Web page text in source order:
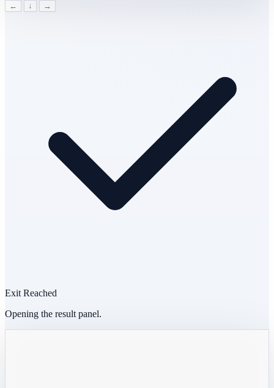
←
↓ →
Exit Reached
Opening the result panel.